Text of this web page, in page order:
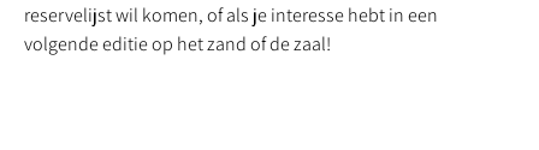
reservelijst wil komen, of als je interesse hebt in een
volgende editie op het zand of de zaal!